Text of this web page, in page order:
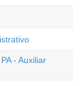
- Auxiliar